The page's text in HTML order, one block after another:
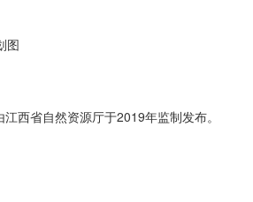
西省自然资源厅于2019年监制发布。